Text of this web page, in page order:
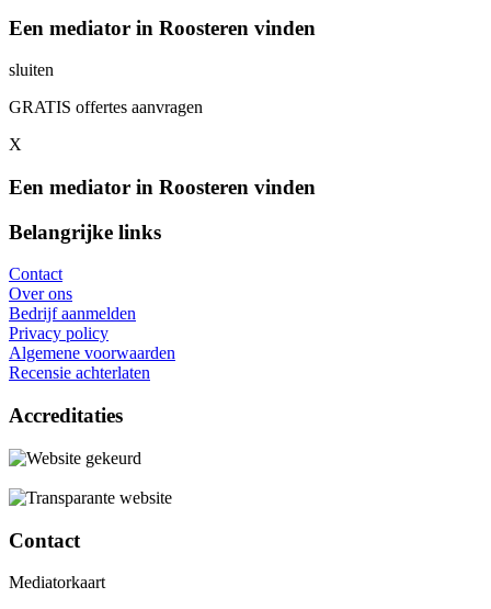
Een mediator in Roosteren vinden
sluiten
GRATIS offertes aanvragen
X
Een mediator in Roosteren vinden
Belangrijke links
Contact
Over ons
Bedrijf aanmelden
Privacy policy
Algemene voorwaarden
Recensie achterlaten
Accreditaties
Contact
Mediatorkaart